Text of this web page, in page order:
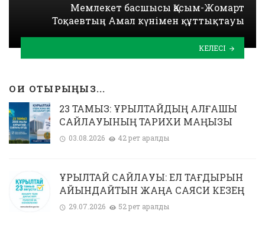
Мемлекет басшысы Қасым-Жомарт
Тоқаевтың Амал күнімен құттықтауы
КЕЛЕСІ
ОҚИ ОТЫРЫҢЫЗ...
23 ТАМЫЗ: ҚҰРЫЛТАЙДЫҢ АЛҒАШҚЫ
САЙЛАУЫНЫҢ ТАРИХИ МАҢЫЗЫ
03.08.2026 42 рет қаралды
ҚҰРЫЛТАЙ САЙЛАУЫ: ЕЛ ТАҒДЫРЫН
АЙҚЫНДАЙТЫН ЖАҢА САЯСИ КЕЗЕҢ
29.07.2026 52 рет қаралды